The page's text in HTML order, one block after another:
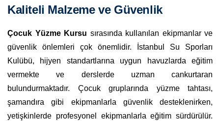
Kaliteli Malzeme ve Güvenlik
Çocuk Yüzme Kursu sırasında kullanılan ekipmanlar ve
güvenlik önlemleri çok önemlidir. İstanbul Su Sporları
Kulübü, hijyen standartlarına uygun havuzlarda eğitim
vermekte ve derslerde uzman cankurtaran
bulundurmaktadır. Çocuk gruplarında yüzme tahtası,
şamandıra gibi ekipmanlarla güvenlik desteklenirken,
yetişkinlerde profesyonel ekipmanlarla eğitim sürdürülür.